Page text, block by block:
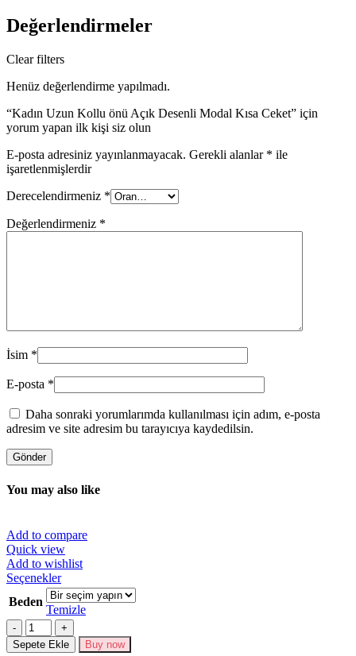
Değerlendirmeler
Clear filters
Henüz değerlendirme yapılmadı.
“Kadın Uzun Kollu önü Açık Desenli Modal Kısa Ceket” için
yorum yapan ilk kişi siz olun
E-posta adresiniz yayınlanmayacak. Gerekli alanlar * ile
işaretlenmişlerdir
Derecelendirmeniz *
Değerlendirmeniz *
İsim *
E-posta *
Daha sonraki yorumlarımda kullanılması için adım, e-posta
adresim ve site adresim bu tarayıcıya kaydedilsin.
You may also like
Add to compare
Quick view
Add to wishlist
SeçeneklerBu
ürünün
birden
fazla
varyasyonu
var.
Beden
Temizle
Miktar
Sepete Ekle Buy now